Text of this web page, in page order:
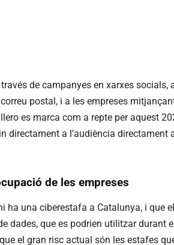
de campanyes en xarxes socials,
postal, i a les empreses
es marca com a repte per aquest
directament a l’audiència directament
de les empreses
ha una ciberestafa a Catalunya, i que
dades, que es podrien utilitzar durant
el gran risc actual són les estafes